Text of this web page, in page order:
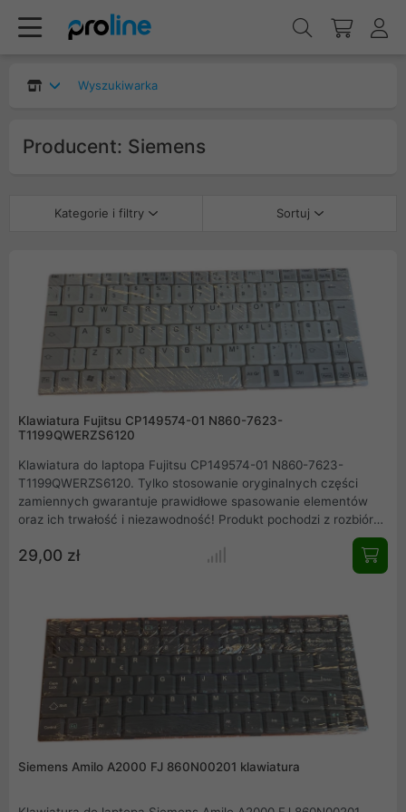
Wyszukiwarka
Producent: Siemens
Kategorie i filtry Sortuj
Klawiatura Fujitsu CP149574-01 N860-7623-
T1199QWERZS6120
Klawiatura do laptopa Fujitsu CP149574-01 N860-7623-
T1199QWERZS6120. Tylko stosowanie oryginalnych części
zamiennych gwarantuje prawidłowe spasowanie elementów
oraz ich trwałość i niezawodność! Produkt pochodzi z rozbiórki
T1199QWERZS6120. Jest to kompletny produkt pochodzący z
demontażu laptopa. Testowana przez producenta. Zapraszamy
29,00 zł
Siemens Amilo A2000 FJ 860N00201 klawiatura